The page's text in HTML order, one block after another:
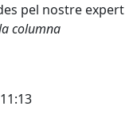
pel nostre expert
columna